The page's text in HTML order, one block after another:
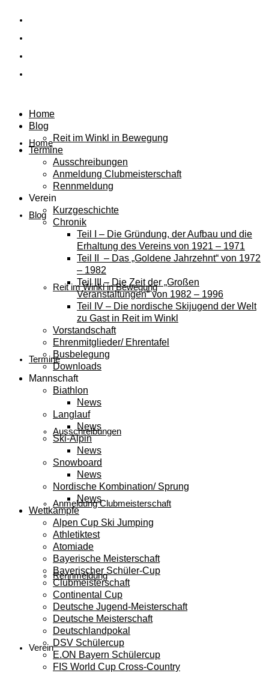
Home
Blog
Reit im Winkl in Bewegung
Termine
Ausschreibungen
Anmeldung Clubmeisterschaft
Rennmeldung
Verein
Home
Blog
Reit im Winkl in Bewegung
Termine
Ausschreibungen
Anmeldung Clubmeisterschaft
Rennmeldung
Verein
Kurzgeschichte
Chronik
Teil I – Die Gründung, der Aufbau und die
Erhaltung des Vereins von 1921 – 1971
Teil II – Das „Goldene Jahrzehnt“ von 1972
– 1982
Teil III – Die Zeit der „Großen
Veranstaltungen“ von 1982 – 1996
Teil IV – Die nordische Skijugend der Welt
zu Gast in Reit im Winkl
Vorstandschaft
Ehrenmitglieder/ Ehrentafel
Busbelegung
Downloads
Mannschaft
Biathlon
News
Langlauf
News
Ski-Alpin
News
Snowboard
News
Nordische Kombination/ Sprung
News
Wettkämpfe
Alpen Cup Ski Jumping
Athletiktest
Atomiade
Bayerische Meisterschaft
Bayerischer Schüler-Cup
Clubmeisterschaft
Continental Cup
Deutsche Jugend-Meisterschaft
Deutsche Meisterschaft
Deutschlandpokal
DSV Schülercup
E.ON Bayern Schülercup
FIS World Cup Cross-Country